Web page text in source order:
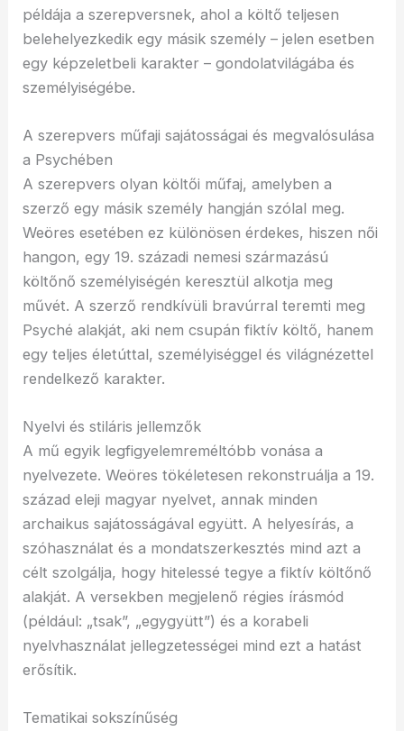
példája a szerepversnek, ahol a költő teljesen
belehelyezkedik egy másik személy – jelen esetben
egy képzeletbeli karakter – gondolatvilágába és
személyiségébe.
A szerepvers műfaji sajátosságai és megvalósulása
a Psychében
A szerepvers olyan költői műfaj, amelyben a
szerző egy másik személy hangján szólal meg.
Weöres esetében ez különösen érdekes, hiszen női
hangon, egy 19. századi nemesi származású
költőnő személyiségén keresztül alkotja meg
művét. A szerző rendkívüli bravúrral teremti meg
Psyché alakját, aki nem csupán fiktív költő, hanem
egy teljes életúttal, személyiséggel és világnézettel
rendelkező karakter.
Nyelvi és stiláris jellemzők
A mű egyik legfigyelemreméltóbb vonása a
nyelvezete. Weöres tökéletesen rekonstruálja a 19.
század eleji magyar nyelvet, annak minden
archaikus sajátosságával együtt. A helyesírás, a
szóhasználat és a mondatszerkesztés mind azt a
célt szolgálja, hogy hitelessé tegye a fiktív költőnő
alakját. A versekben megjelenő régies írásmód
(például: „tsak”, „egygyütt”) és a korabeli
nyelvhasználat jellegzetességei mind ezt a hatást
erősítik.
Tematikai sokszínűség